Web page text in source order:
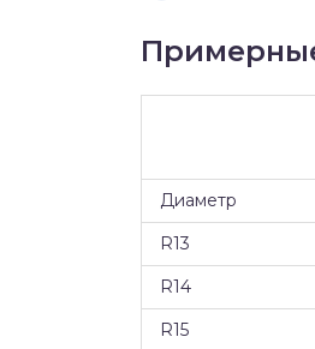
Диаметр
R13
R14
R15